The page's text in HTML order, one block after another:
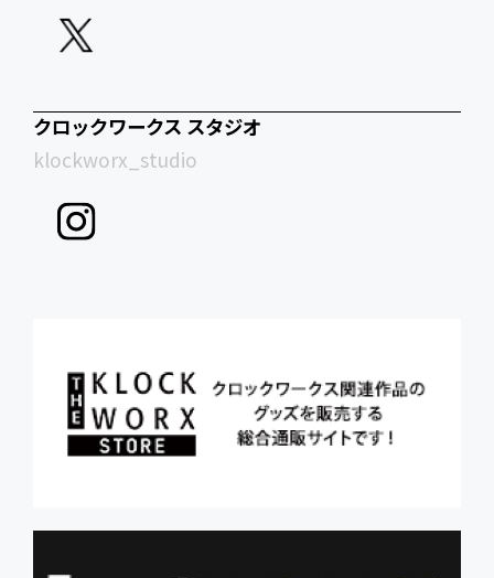
クロックワークス スタジオ
klockworx_studio